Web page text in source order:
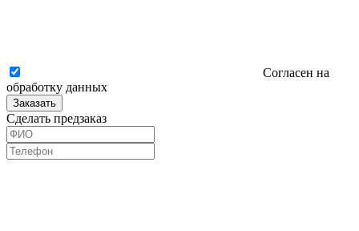
Согласен на
обработку данных
Заказать
Сделать предзаказ